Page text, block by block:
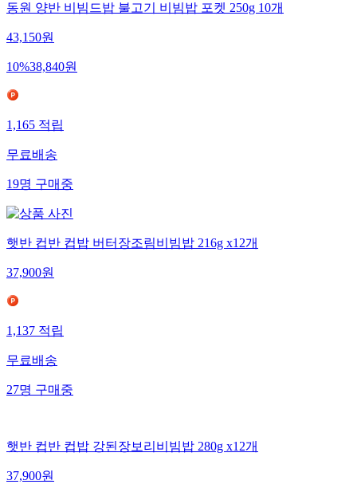
동원 양반 비빔드밥 불고기 비빔밥 포켓 250g 10개
43,150원
10%38,840원
1,165 적립
무료배송
19명 구매중
햇반 컵반 컵밥 버터장조림비빔밥 216g x12개
37,900원
1,137 적립
무료배송
27명 구매중
햇반 컵반 컵밥 강된장보리비빔밥 280g x12개
37,900원